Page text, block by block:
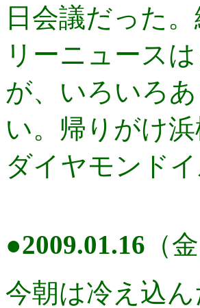
日会議だった
リーニュース
が、いろいろ
い。帰りがけ
ダイヤモンド
●2009.01.16 （
今朝は冷え込